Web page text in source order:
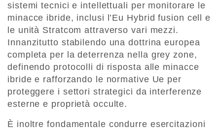
sistemi tecnici e intellettuali per monitorare le
minacce ibride, inclusi l’Eu Hybrid fusion cell e
le unità Stratcom attraverso vari mezzi.
Innanzitutto stabilendo una dottrina europea
completa per la deterrenza nella grey zone,
definendo protocolli di risposta alle minacce
ibride e rafforzando le normative Ue per
proteggere i settori strategici da interferenze
esterne e proprietà occulte.
È inoltre fondamentale condurre esercitazioni